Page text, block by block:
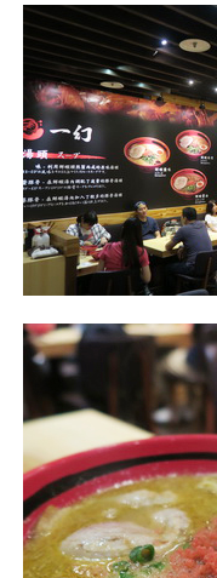
合作與代言
訂閱電子報